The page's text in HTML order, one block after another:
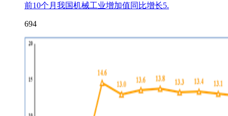
前10个月我国机械工业增加值同比增长5.
694